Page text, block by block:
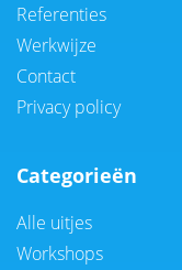
Referenties
Werkwijze
Contact
Privacy policy
Categorieën
Alle uitjes
Workshops